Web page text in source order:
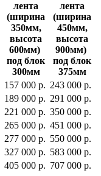
лента
(ширина
350мм,
высота
600мм)
под блок
300мм
лента
(ширина
450мм,
высота
900мм)
под блок
375мм
157 000 р. 243 000 р.
189 000 р. 291 000 р.
221 000 р. 350 000 р.
265 000 р. 451 000 р.
277 000 р. 550 000 р.
327 000 р. 583 000 р.
405 000 р. 707 000 р.